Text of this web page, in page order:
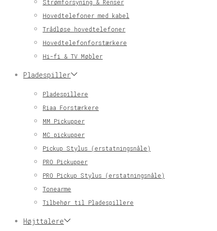
Strømforsyning & Renser
Hovedtelefoner med kabel
Trådløse hovedtelefoner
Hovedtelefonforstærkere
Hi-fi & TV Møbler
Pladespiller
Pladespillere
Riaa Forstærkere
MM Pickupper
MC pickupper
Pickup Stylus (erstatningsnåle)
PRO Pickupper
PRO Pickup Stylus (erstatningsnåle)
Tonearme
Tilbehør til Pladespillere
Højttalere